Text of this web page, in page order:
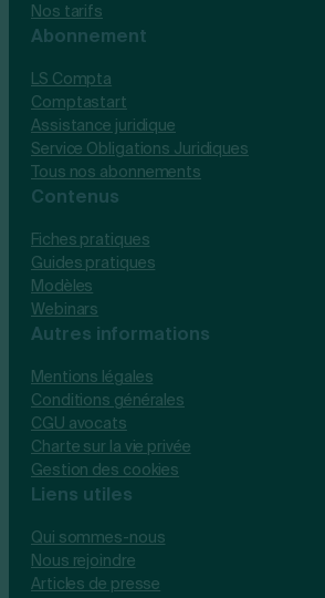
Nos tarifs
Abonnement
LS Compta
Comptastart
Assistance juridique
Service Obligations Juridiques
Tous nos abonnements
Contenus
Fiches pratiques
Guides pratiques
Modèles
Webinars
Autres informations
Mentions légales
Conditions générales
CGU avocats
Charte sur la vie privée
Gestion des cookies
Liens utiles
Qui sommes-nous
Nous rejoindre
Articles de presse